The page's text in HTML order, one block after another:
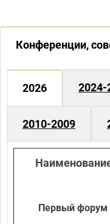
Конференции,
2026 2024-
2010-2009
Первый форум